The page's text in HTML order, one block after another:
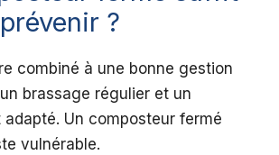
?
combiné à une bonne gestion
brassage régulier et un
Un composteur fermé
vulnérable.